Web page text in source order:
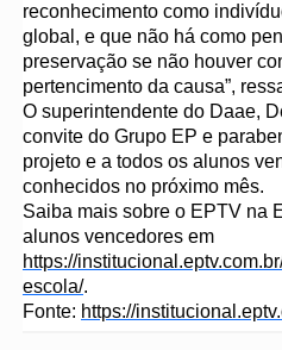
reconhecimento como
global, e que não há como
preservação se não houver
pertencimento da causa”,
O superintendente do Daae,
convite do Grupo EP e
projeto e a todos os alunos
conhecidos no próximo mês.
Saiba mais sobre o EPTV na
alunos vencedores em
https://
escola/.
Fonte: https://